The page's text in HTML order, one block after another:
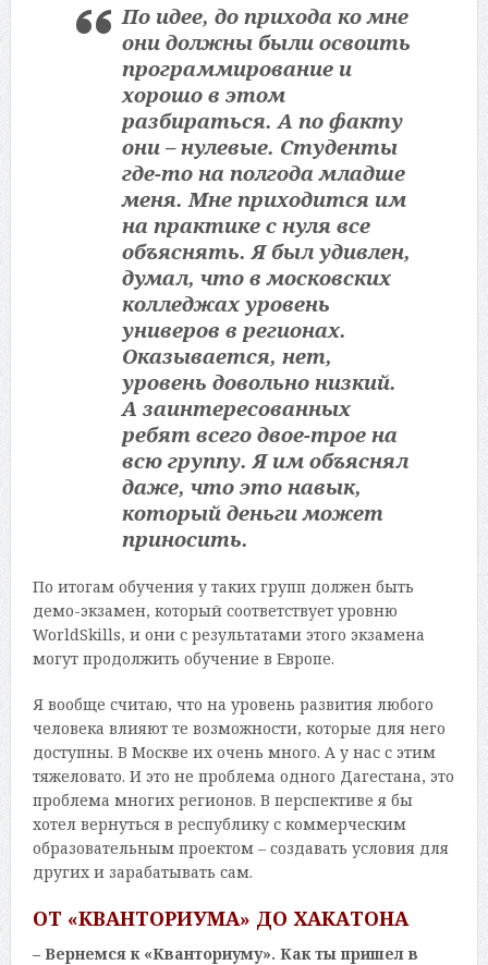
По идее, до прихода ко мне
они должны были освоить
программирование и
хорошо в этом
разбираться. А по факту
они – нулевые. Студенты
где-то на полгода младше
меня. Мне приходится им
на практике с нуля все
объяснять. Я был удивлен,
думал, что в московских
колледжах уровень
универов в регионах.
Оказывается, нет,
уровень довольно низкий.
А заинтересованных
ребят всего двое-трое на
всю группу. Я им объяснял
даже, что это навык,
который деньги может
приносить.
По итогам обучения у таких групп должен быть
демо-экзамен, который соответствует уровню
WorldSkills, и они с результатами этого экзамена
могут продолжить обучение в Европе.
Я вообще считаю, что на уровень развития любого
человека влияют те возможности, которые для него
доступны. В Москве их очень много. А у нас с этим
тяжеловато. И это не проблема одного Дагестана, это
проблема многих регионов. В перспективе я бы
хотел вернуться в республику с коммерческим
образовательным проектом – создавать условия для
других и зарабатывать сам.
ОТ «КВАНТОРИУМА» ДО ХАКАТОНА
– Вернемся к «Кванториуму». Как ты пришел в